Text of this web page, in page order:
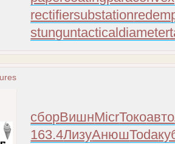
rectifiersubstation
stunguntacticaldiameter
сборВишнMicrТокоавто
163.4ЛизуАнюшToda